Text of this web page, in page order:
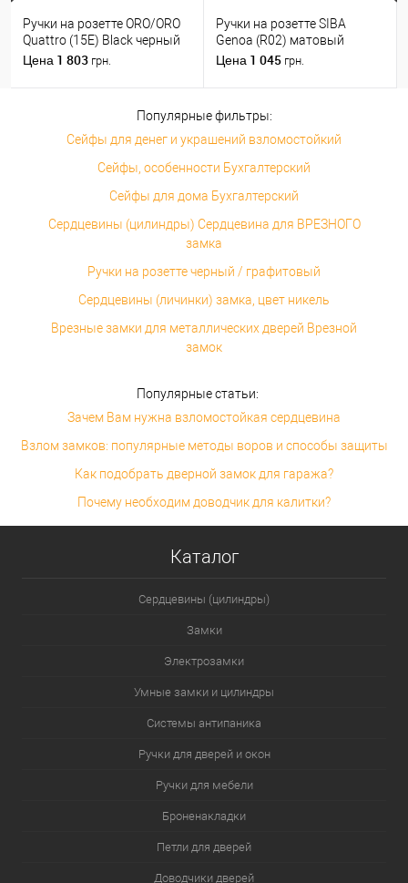
Ручки на розетте ORO/ORO
Quattro (15E) Black черный
матовый
Цена 1 803 грн.
Ручки на розетте SIBA
Genoa (R02) матовый
никель
Цена 1 045 грн.
Популярные фильтры:
Сейфы для денег и украшений взломостойкий
Сейфы, особенности Бухгалтерский
Сейфы для дома Бухгалтерский
Сердцевины (цилиндры) Сердцевина для ВРЕЗНОГО
замка
Ручки на розетте черный / графитовый
Сердцевины (личинки) замка, цвет никель
Врезные замки для металлических дверей Врезной
замок
Популярные статьи:
Зачем Вам нужна взломостойкая сердцевина
Взлом замков: популярные методы воров и способы защиты
Как подобрать дверной замок для гаража?
Почему необходим доводчик для калитки?
Каталог
Сердцевины (цилиндры)
Замки
Электрозамки
Умные замки и цилиндры
Системы антипаника
Ручки для дверей и окон
Ручки для мебели
Броненакладки
Петли для дверей
Доводчики дверей